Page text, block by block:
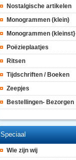
Nostalgische artikelen
Monogrammen (klein)
Monogrammen (kleinst}
Poëzieplaatjes
Ritsen
Tijdschriften / Boeken
Zeepjes
Bestellingen- Bezorgen
Speciaal
Wie zijn wij